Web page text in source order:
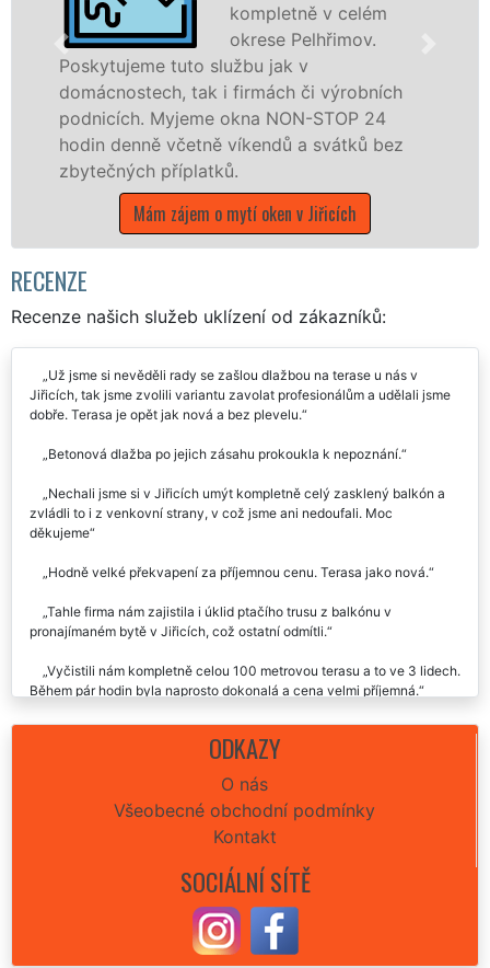
kompletně v celém
okrese Pelhřimov.
tuto službu jak v
tak i firmách či výrobních
okna NON-STOP 24
včetně víkendů a svátků bez
příplatků.
zájem o mytí oken v Jiřicích
po celém
UKLÍZENÍ, a
RECENZE
Recenze našich služeb uklízení od zákazníků:
Už jsme si nevěděli rady se zašlou dlažbou na terase u nás v
Jiřicích, tak jsme zvolili variantu zavolat profesionálům a udělali jsme
dobře. Terasa je opět jak nová a bez plevelu.
Betonová dlažba po jejich zásahu prokoukla k nepoznání.
Nechali jsme si v Jiřicích umýt kompletně celý zasklený balkón a
zvládli to i z venkovní strany, v což jsme ani nedoufali. Moc
děkujeme
Hodně velké překvapení za příjemnou cenu. Terasa jako nová.
Tahle firma nám zajistila i úklid ptačího trusu z balkónu v
pronajímaném bytě v Jiřicích, což ostatní odmítli.
Vyčistili nám kompletně celou 100 metrovou terasu a to ve 3 lidech.
Během pár hodin byla naprosto dokonalá a cena velmi příjemná.
ODKAZY
O nás
Všeobecné obchodní podmínky
Kontakt
SOCIÁLNÍ SÍTĚ